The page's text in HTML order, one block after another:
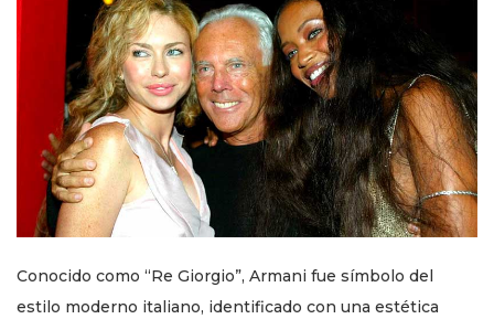
Conocido como “Re Giorgio”, Armani fue símbolo del
estilo moderno italiano, identificado con una estética